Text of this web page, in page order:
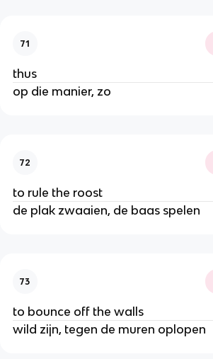
71
thus
op die manier, zo
72
to rule the roost
de plak zwaaien, de baas spelen
73
to bounce off the walls
wild zijn, tegen de muren oplopen